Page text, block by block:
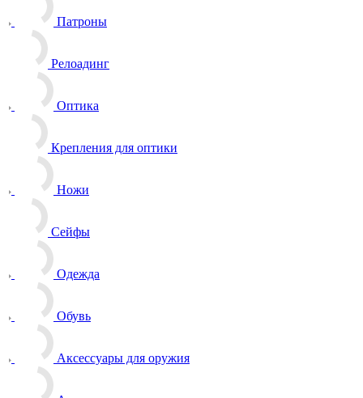
Патроны
Релоадинг
Оптика
Крепления для оптики
Ножи
Сейфы
Одежда
Обувь
Аксессуары для оружия